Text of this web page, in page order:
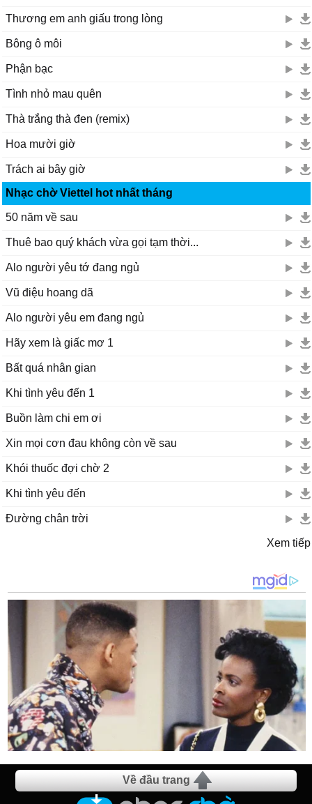
Thương em anh giấu trong lòng
Bông ô môi
Phận bạc
Tình nhỏ mau quên
Thà trắng thà đen (remix)
Hoa mười giờ
Trách ai bây giờ
Nhạc chờ Viettel hot nhất tháng
50 năm về sau
Thuê bao quý khách vừa gọi tạm thời...
Alo người yêu tớ đang ngủ
Vũ điệu hoang dã
Alo người yêu em đang ngủ
Hãy xem là giấc mơ 1
Bất quá nhân gian
Khi tình yêu đến 1
Buồn làm chi em ơi
Xin mọi cơn đau không còn về sau
Khói thuốc đợi chờ 2
Khi tình yêu đến
Đường chân trời
Xem tiếp
Về đầu trang